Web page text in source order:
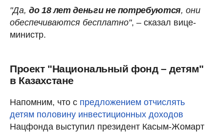
"Да, до 18 лет деньги не потребуются, они
обеспечиваются бесплатно", – сказал вице-
министр.
Проект "Национальный фонд – детям"
в Казахстане
Напомним, что с предложением отчислять
детям половину инвестиционных доходов
Нацфонда выступил президент Касым-Жомарт